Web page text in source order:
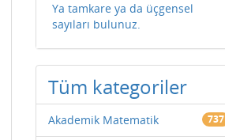
Ya tamkare ya da üçgensel
sayıları bulunuz.
Tüm kategoriler
Akademik Matematik 737